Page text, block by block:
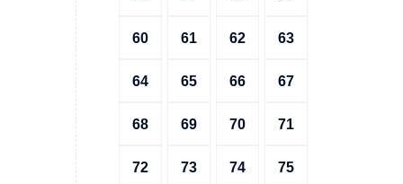
60 61 62 63
64 65 66 67
68 69 70 71
72 73 74 75